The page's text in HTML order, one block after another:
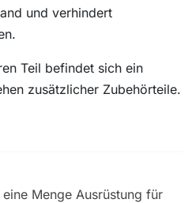
und verhindert
Teil befindet sich ein
zusätzlicher Zubehörteile.
Menge Ausrüstung für